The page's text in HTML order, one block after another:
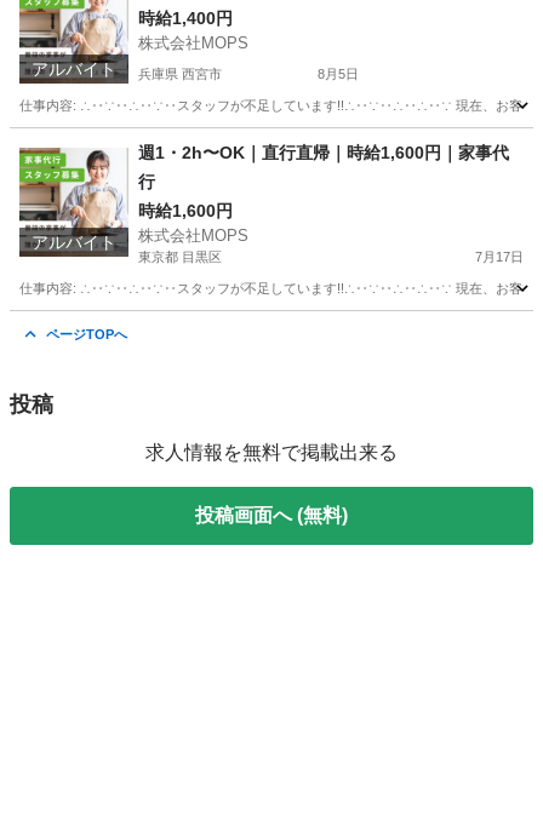
アルバイト
時給1,400円
株式会社MOPS
兵庫県 西宮市 8月5日
仕事内容: ∴‥∵‥∴‥∵‥スタッフが不足しています!!∴‥∵‥∴‥∴‥∵ 現在、お客様から多
スタッフ
アルバイト
週1・2h〜OK｜直行直帰｜時給1,600円｜家事代
行
時給1,600円
株式会社MOPS
東京都 目黒区 7月17日
仕事内容: ∴‥∵‥∴‥∵‥スタッフが不足しています!!∴‥∵‥∴‥∴‥∵ 現在、お客様から多
ページTOPへ
投稿
求人情報を無料で掲載出来る
投稿画面へ (無料)